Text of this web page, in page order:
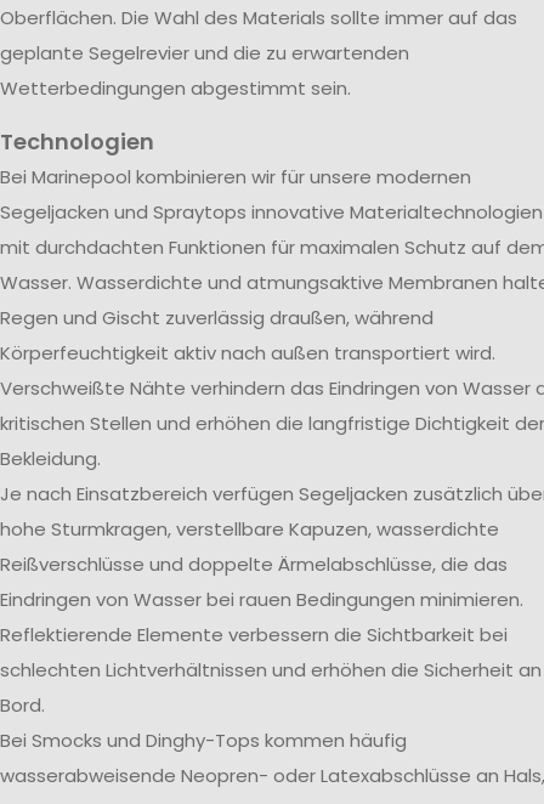
Oberflächen. Die Wahl des Materials sollte immer auf das
geplante Segelrevier und die zu erwartenden
Wetterbedingungen abgestimmt sein.
Technologien
Bei Marinepool kombinieren wir für unsere modernen
Segeljacken und Spraytops innovative Materialtechnologien
mit durchdachten Funktionen für maximalen Schutz auf
Wasser. Wasserdichte und atmungsaktive Membranen
Regen und Gischt zuverlässig draußen, während
Körperfeuchtigkeit aktiv nach außen transportiert wird.
Verschweißte Nähte verhindern das Eindringen von Wasser
kritischen Stellen und erhöhen die langfristige Dichtigkeit der
Bekleidung.
Je nach Einsatzbereich verfügen Segeljacken zusätzlich
hohe Sturmkragen, verstellbare Kapuzen, wasserdichte
Reißverschlüsse und doppelte Ärmelabschlüsse, die das
Eindringen von Wasser bei rauen Bedingungen minimieren.
Reflektierende Elemente verbessern die Sichtbarkeit bei
schlechten Lichtverhältnissen und erhöhen die Sicherheit an
Bord.
Bei Smocks und Dinghy-Tops kommen häufig
wasserabweisende Neopren- oder Latexabschlüsse an Hals,